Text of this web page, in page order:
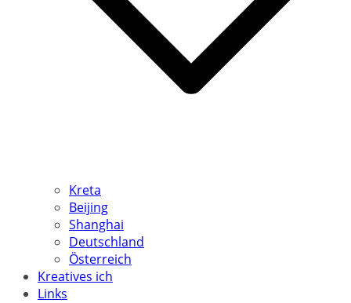
Kreta
Beijing
Shanghai
Deutschland
Österreich
Kreatives ich
Links